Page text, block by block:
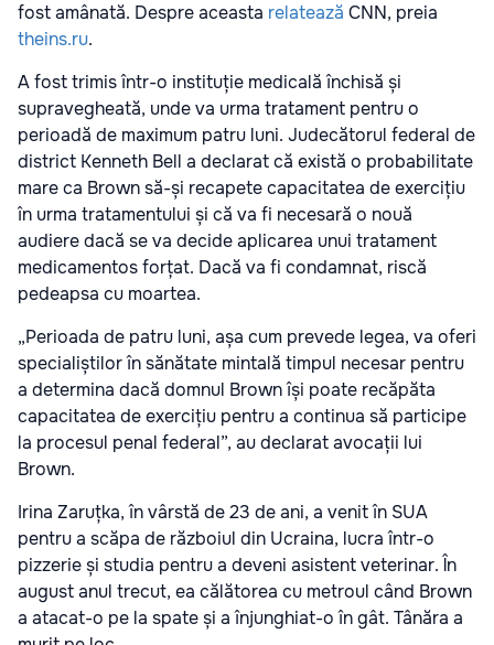
fost amânată. Despre aceasta relatează CNN, preia
theins.ru.
A fost trimis într-o instituție medicală închisă și
supravegheată, unde va urma tratament pentru o
perioadă de maximum patru luni. Judecătorul federal de
district Kenneth Bell a declarat că există o probabilitate
mare ca Brown să-și recapete capacitatea de exercițiu
în urma tratamentului și că va fi necesară o nouă
audiere dacă se va decide aplicarea unui tratament
medicamentos forțat. Dacă va fi condamnat, riscă
pedeapsa cu moartea.
„Perioada de patru luni, așa cum prevede legea, va oferi
specialiștilor în sănătate mintală timpul necesar pentru
a determina dacă domnul Brown își poate recăpăta
capacitatea de exercițiu pentru a continua să participe
la procesul penal federal”, au declarat avocații lui
Brown.
Irina Zaruțka, în vârstă de 23 de ani, a venit în SUA
pentru a scăpa de războiul din Ucraina, lucra într-o
pizzerie și studia pentru a deveni asistent veterinar. În
august anul trecut, ea călătorea cu metroul când Brown
a atacat-o pe la spate și a înjunghiat-o în gât. Tânăra a